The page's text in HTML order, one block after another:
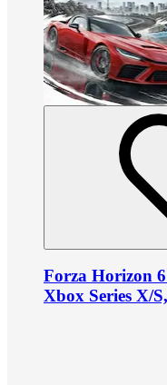
Forza Horizon
Xbox Series X/